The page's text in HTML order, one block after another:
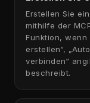
Erstellen Sie
mithilfe der
Funktion, wenn
erstellen“,
verbinden“
beschreibt.